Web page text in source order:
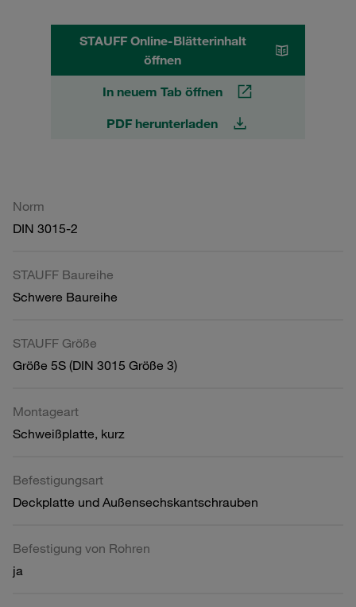
STAUFF Online-Blätterinhalt
öffnen
In neuem Tab öffnen
PDF herunterladen
Norm
DIN 3015-2
STAUFF Baureihe
Schwere Baureihe
STAUFF Größe
Größe 5S (DIN 3015 Größe 3)
Montageart
Schweißplatte, kurz
Befestigungsart
Deckplatte und Außensechskantschrauben
Befestigung von Rohren
ja